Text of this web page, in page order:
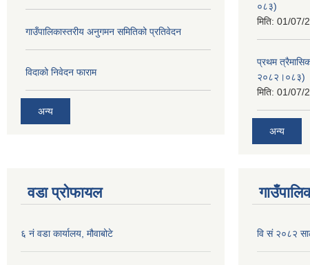
गाउँपालिकास्तरीय अनुगमन समितिको प्रतिवेदन
विदाको निवेदन फाराम
अन्य
०८३)
मिति: 01/07/
प्रथम
२०८२।०८३)
मिति: 01/07/
अन्य
वडा प्रोफायल
६ नं वडा कार्यालय, मौवाबोटे वि सं २०८२